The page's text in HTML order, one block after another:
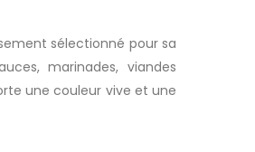
sélectionné pour sa
marinades, viandes
une couleur vive et une